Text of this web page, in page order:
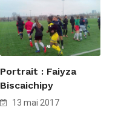
Portrait : Faiyza
Biscaichipy
13 mai 2017